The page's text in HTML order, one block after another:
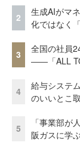
2
生成AIがマ
化ではなく
3
全国の社員
――「ALL
4
給与システ
のいいとこ
5
「事業部
阪ガスに学